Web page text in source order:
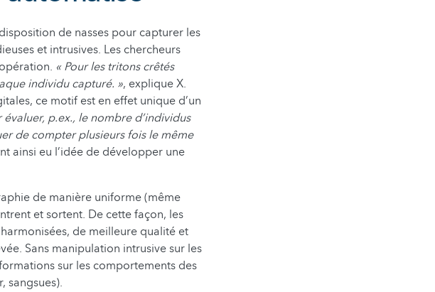
de nasses pour capturer les
et intrusives. Les chercheurs
« Pour les tritons crêtés
individu capturé. », explique X.
ce motif est en effet unique d’un
p.ex., le nombre d’individus
de compter plusieurs fois le même
ainsi eu l’idée de développer une
de manière uniforme (même
et sortent. De cette façon, les
de meilleure qualité et
Sans manipulation intrusive sur les
sur les comportements des
sangsues).